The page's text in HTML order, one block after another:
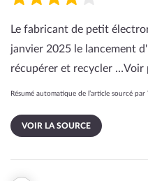
Le fabricant de petit
janvier 2025 le lancement
récupérer et recycler …Voir
Résumé automatique de l’article sourcé
VOIR LA SOURCE